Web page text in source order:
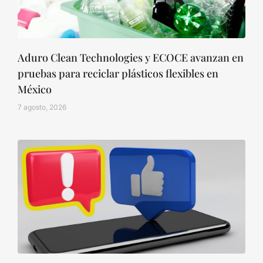
Aduro Clean Technologies y ECOCE avanzan en
pruebas para reciclar plásticos flexibles en
México
7 agosto, 2026